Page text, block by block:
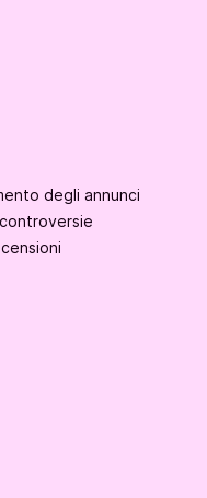
degli annunci